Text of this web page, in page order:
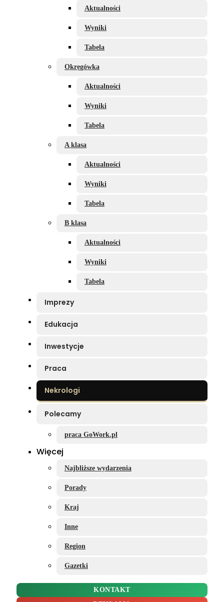
Aktualności
Wyniki
Tabela
Okręgówka
Aktualności
Wyniki
Tabela
A klasa
Aktualności
Wyniki
Tabela
B klasa
Aktualności
Wyniki
Tabela
Imprezy
Edukacja
Inwestycje
Praca
Nekrologi
Polecamy
praca GoWork.pl
Więcej
Najbliższe wydarzenia
Porady
Kraj
Inne
Region
Gazetki
KONTAKT